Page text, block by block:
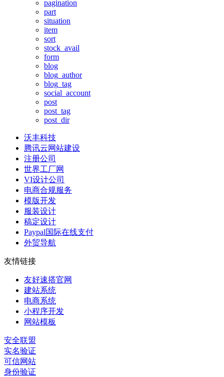
pagination
part
situation
item
sort
stock_avail
form
blog
blog_author
blog_tag
social_account
post
post_tag
post_dir
沃丰科技
腾讯云网站建设
注册公司
世界工厂网
VI设计公司
电商合规服务
模版开发
服装设计
稿定设计
Paypal国际在线支付
外贸导航
友情链接
友好速搭官网
建站系统
电商系统
小程序开发
网站模板
安全联盟
实名验证
可信网站
身份验证